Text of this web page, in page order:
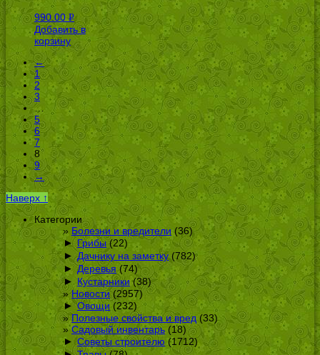
990.00 Р
УБ.
Добавить в
корзину
←
1
2
3
…
5
6
7
8
9
→
Наверх ↑
Категории
Болезни и вредители(36)
► Грибы(22)
► Дачнику на заметку(782)
► Деревья (74)
► Кустарники(38)
Новости(2957)
► Овощи(232)
Полезные свойства и вред(33)
Садовый инвентарь (18)
► Советы строителю (1712)